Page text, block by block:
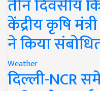
तीन दिवसीय
केंद्रीय कृषि
ने किया
Weather
दिल्ली-NCR